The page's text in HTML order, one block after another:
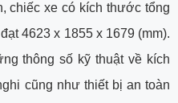
chiếc xe có kích thước tổng
4623 x 1855 x 1679 (mm).
thông số kỹ thuật về kích
cũng như thiết bị an toàn